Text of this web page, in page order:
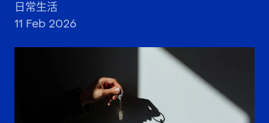
日常生活
11 Feb 2026